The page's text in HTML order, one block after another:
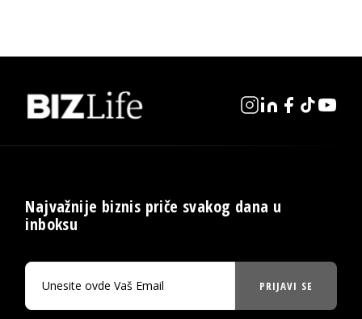
Najvažnije biznis priče svakog dana u
inboksu
PRIJAVI SE